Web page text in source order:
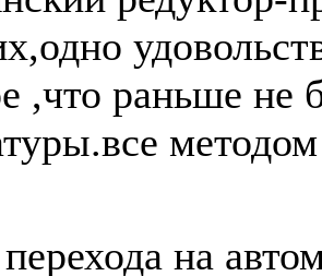
,что раньше не
на